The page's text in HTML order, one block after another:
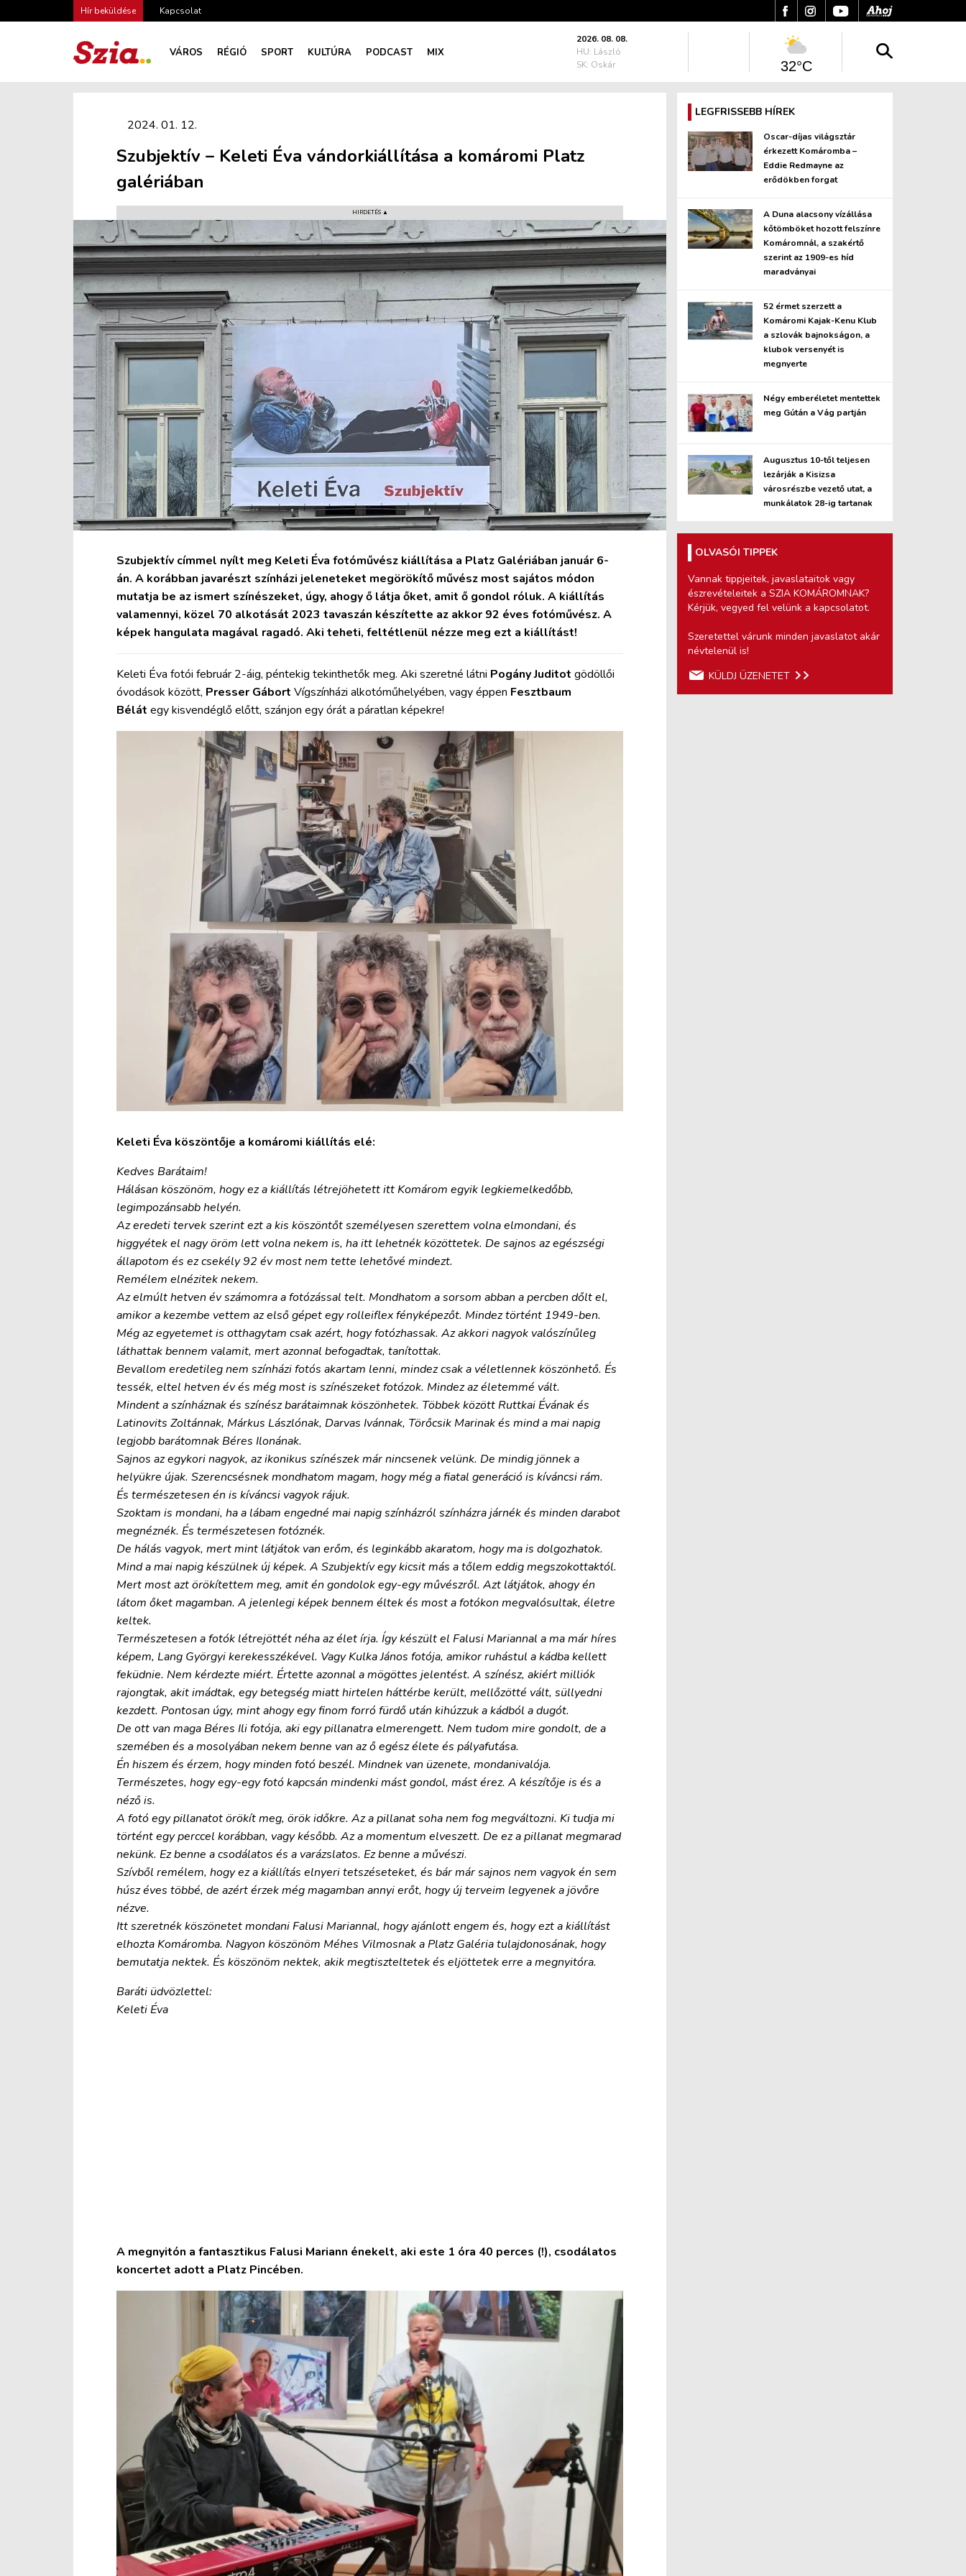
Hír beküldése Kapcsolat
VÁROS RÉGIÓ SPORT KULTÚRA PODCAST MIX
2026. 08. 08.
HU: László
SK: Oskár
32°C
2024. 01. 12.
Szubjektív – Keleti Éva vándorkiállítása a komáromi Platz
galériában
HIRDETÉS ▲
Szubjektív címmel nyílt meg Keleti Éva fotóművész kiállítása a Platz Galériában január 6-
án. A korábban javarészt színházi jeleneteket megörökítő művész most sajátos módon
mutatja be az ismert színészeket, úgy, ahogy ő látja őket, amit ő gondol róluk. A kiállítás
valamennyi, közel 70 alkotását 2023 tavaszán készítette az akkor 92 éves fotóművész. A
képek hangulata magával ragadó. Aki teheti, feltétlenül nézze meg ezt a kiállítást!
Keleti Éva fotói február 2-áig, péntekig tekinthetők meg. Aki szeretné látni Pogány Juditot gödöllői
óvodások között, Presser Gábort Vígszínházi alkotóműhelyében, vagy éppen Fesztbaum
Bélát egy kisvendéglő előtt, szánjon egy órát a páratlan képekre!
Keleti Éva köszöntője a komáromi kiállítás elé:
Kedves Barátaim!
Hálásan köszönöm, hogy ez a kiállítás létrejöhetett itt Komárom egyik legkiemelkedőbb,
legimpozánsabb helyén.
Az eredeti tervek szerint ezt a kis köszöntőt személyesen szerettem volna elmondani, és
higgyétek el nagy öröm lett volna nekem is, ha itt lehetnék közöttetek. De sajnos az egészségi
állapotom és ez csekély 92 év most nem tette lehetővé mindezt.
Remélem elnézitek nekem.
Az elmúlt hetven év számomra a fotózással telt. Mondhatom a sorsom abban a percben dőlt el,
amikor a kezembe vettem az első gépet egy rolleiflex fényképezőt. Mindez történt 1949-ben.
Még az egyetemet is otthagytam csak azért, hogy fotózhassak. Az akkori nagyok valószínűleg
láthattak bennem valamit, mert azonnal befogadtak, tanítottak.
Bevallom eredetileg nem színházi fotós akartam lenni, mindez csak a véletlennek köszönhető. És
tessék, eltel hetven év és még most is színészeket fotózok. Mindez az életemmé vált.
Mindent a színháznak és színész barátaimnak köszönhetek. Többek között Ruttkai Évának és
Latinovits Zoltánnak, Márkus Lászlónak, Darvas Ivánnak, Törőcsik Marinak és mind a mai napig
legjobb barátomnak Béres Ilonának.
Sajnos az egykori nagyok, az ikonikus színészek már nincsenek velünk. De mindig jönnek a
helyükre újak. Szerencsésnek mondhatom magam, hogy még a fiatal generáció is kíváncsi rám.
És természetesen én is kíváncsi vagyok rájuk.
Szoktam is mondani, ha a lábam engedné mai napig színházról színházra járnék és minden darabot
megnéznék. És természetesen fotóznék.
De hálás vagyok, mert mint látjátok van erőm, és leginkább akaratom, hogy ma is dolgozhatok.
Mind a mai napig készülnek új képek. A Szubjektív egy kicsit más a tőlem eddig megszokottaktól.
Mert most azt örökítettem meg, amit én gondolok egy-egy művészről. Azt látjátok, ahogy én
látom őket magamban. A jelenlegi képek bennem éltek és most a fotókon megvalósultak, életre
keltek.
Természetesen a fotók létrejöttét néha az élet írja. Így készült el Falusi Mariannal a ma már híres
képem, Lang Györgyi kerekesszékével. Vagy Kulka János fotója, amikor ruhástul a kádba kellett
feküdnie. Nem kérdezte miért. Értette azonnal a mögöttes jelentést. A színész, akiért milliók
rajongtak, akit imádtak, egy betegség miatt hirtelen háttérbe került, mellőzötté vált, süllyedni
kezdett. Pontosan úgy, mint ahogy egy finom forró fürdő után kihúzzuk a kádból a dugót.
De ott van maga Béres Ili fotója, aki egy pillanatra elmerengett. Nem tudom mire gondolt, de a
szemében és a mosolyában nekem benne van az ő egész élete és pályafutása.
Én hiszem és érzem, hogy minden fotó beszél. Mindnek van üzenete, mondanivalója.
Természetes, hogy egy-egy fotó kapcsán mindenki mást gondol, mást érez. A készítője is és a
néző is.
A fotó egy pillanatot örökít meg, örök időkre. Az a pillanat soha nem fog megváltozni. Ki tudja mi
történt egy perccel korábban, vagy később. Az a momentum elveszett. De ez a pillanat megmarad
nekünk. Ez benne a csodálatos és a varázslatos. Ez benne a művészi.
Szívből remélem, hogy ez a kiállítás elnyeri tetszéseteket, és bár már sajnos nem vagyok én sem
húsz éves többé, de azért érzek még magamban annyi erőt, hogy új terveim legyenek a jövőre
nézve.
Itt szeretnék köszönetet mondani Falusi Mariannal, hogy ajánlott engem és, hogy ezt a kiállítást
elhozta Komáromba. Nagyon köszönöm Méhes Vilmosnak a Platz Galéria tulajdonosának, hogy
bemutatja nektek. És köszönöm nektek, akik megtiszteltetek és eljöttetek erre a megnyitóra.
Baráti üdvözlettel:
Keleti Éva
A megnyitón a fantasztikus Falusi Mariann énekelt, aki este 1 óra 40 perces (!), csodálatos
koncertet adott a Platz Pincében.
LEGFRISSEBB HÍREK
Oscar-díjas világsztár
érkezett Komáromba –
Eddie Redmayne az
erődökben forgat
A Duna alacsony vízállása
kőtömböket hozott felszínre
Komáromnál, a szakértő
szerint az 1909-es híd
maradványai
52 érmet szerzett a
Komáromi Kajak-Kenu Klub
a szlovák bajnokságon, a
klubok versenyét is
megnyerte
Négy emberéletet mentettek
meg Gútán a Vág partján
Augusztus 10-től teljesen
lezárják a Kisizsa
városrészbe vezető utat, a
munkálatok 28-ig tartanak
OLVASÓI TIPPEK
Vannak tippjeitek, javaslataitok vagy
észrevételeitek a SZIA KOMÁROMNAK?
Kérjük, vegyed fel velünk a kapcsolatot.
Szeretettel várunk minden javaslatot akár
névtelenül is!
KÜLDJ ÜZENETET